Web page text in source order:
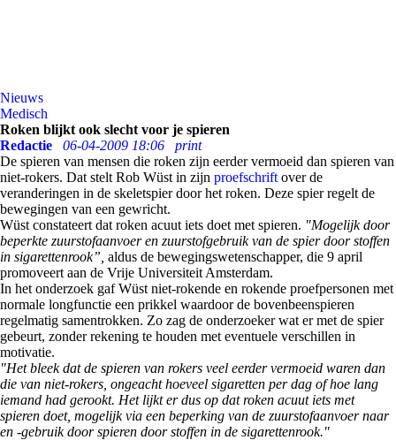
Nieuws
Medisch
Roken blijkt ook slecht voor je spieren
Redactie
06-04-2009 18:06
print
De spieren van mensen die roken zijn eerder vermoeid dan spieren van
niet-rokers. Dat stelt Rob Wüst in zijn proefschrift over de
veranderingen in de skeletspier door het roken. Deze spier regelt de
bewegingen van een gewricht.
Wüst constateert dat roken acuut iets doet met spieren. "Mogelijk door
beperkte zuurstofaanvoer en zuurstofgebruik van de spier door stoffen
in sigarettenrook”, aldus de bewegingswetenschapper, die 9 april
promoveert aan de Vrije Universiteit Amsterdam.
In het onderzoek gaf Wüst niet-rokende en rokende proefpersonen met
normale longfunctie een prikkel waardoor de bovenbeenspieren
regelmatig samentrokken. Zo zag de onderzoeker wat er met de spier
gebeurt, zonder rekening te houden met eventuele verschillen in
motivatie.
"Het bleek dat de spieren van rokers veel eerder vermoeid waren dan
die van niet-rokers, ongeacht hoeveel sigaretten per dag of hoe lang
iemand had gerookt. Het lijkt er dus op dat roken acuut iets met
spieren doet, mogelijk via een beperking van de zuurstofaanvoer naar
en -gebruik door spieren door stoffen in de sigarettenrook."